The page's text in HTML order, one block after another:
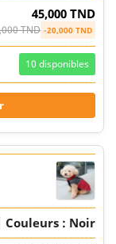
45,000 TND
TND -20,000 TND
10 disponibles
Couleurs : Noir